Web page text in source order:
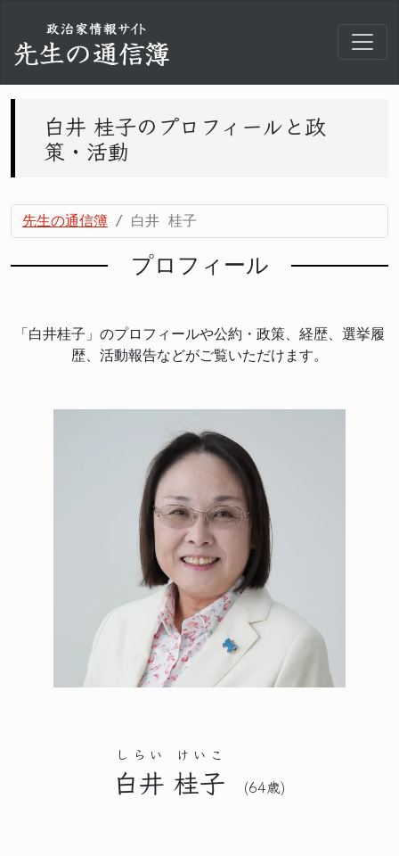
白井 桂子のプロフィールと政
策・活動
先生の通信簿 白井 桂子
プロフィール
「白井桂子」のプロフィールや公約・政策、経歴、選挙履
歴、活動報告などがご覧いただけます。
白井
しらい
桂子
けいこ
(64歳)